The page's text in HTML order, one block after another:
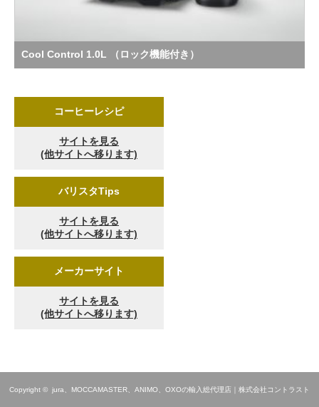
Cool Control 1.0L （ロック機能付き）
コーヒーレシピ
サイトを見る
(他サイトへ移ります)
バリスタTips
サイトを見る
(他サイトへ移ります)
メーカーサイト
サイトを見る
(他サイトへ移ります)
Copyright © jura、MOCCAMASTER、ANIMO、OXOの輸入総代理店｜株式会社コントラスト